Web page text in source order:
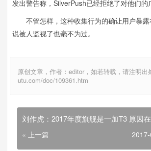
发出警告称，SilverPush已经拒绝了对他们的
不管怎样，这种收集行为的确让用户暴露
说被人监视了也毫不为过。
原创文章，作者：editor，如若转载，请注明出
utu.com/doc/109361.htm
刘作虎：2017年度旗舰是一加T3 原因
« 上一篇